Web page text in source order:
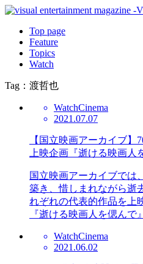
Top page
Feature
Topics
Watch
Tag：渡哲也
WatchCinema
2021.07.07
【国立映画アーカイブ
上映企画『逝ける映画人
国立映画アーカイブでは
築き、惜しまれながら逝
れぞれの代表的作品を上
『逝ける映画人を偲んで
WatchCinema
2021.06.02